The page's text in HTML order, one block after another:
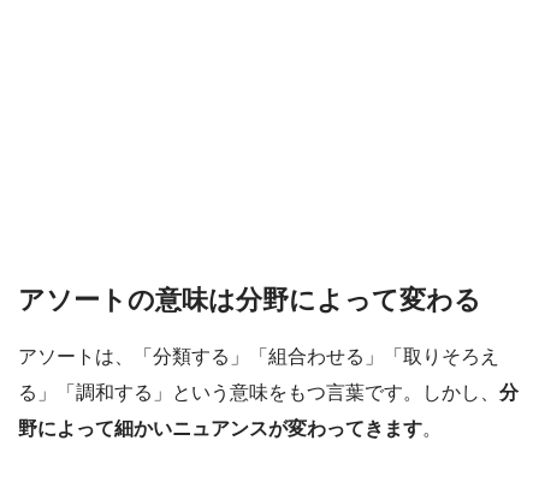
アソートの意味は分野によって変わる
アソートは、「分類する」「組合わせる」「取りそろえ
る」「調和する」という意味をもつ言葉です。しかし、 分
野によって細かいニュアンスが変わってきます。